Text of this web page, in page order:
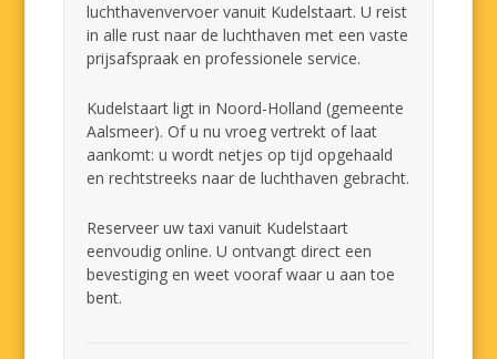
luchthavenvervoer vanuit Kudelstaart. U reist
in alle rust naar de luchthaven met een vaste
prijsafspraak en professionele service.
Kudelstaart ligt in Noord-Holland (gemeente
Aalsmeer). Of u nu vroeg vertrekt of laat
aankomt: u wordt netjes op tijd opgehaald
en rechtstreeks naar de luchthaven gebracht.
Reserveer uw taxi vanuit Kudelstaart
eenvoudig online. U ontvangt direct een
bevestiging en weet vooraf waar u aan toe
bent.